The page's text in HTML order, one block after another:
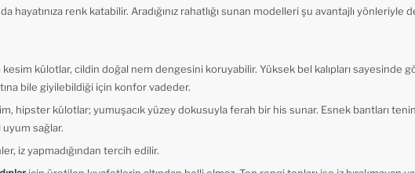
da hayatınıza renk katabilir. Aradığınız rahatlığı sunan modelleri şu avantajlı yönleriyle
külotlar, cildin doğal nem dengesini koruyabilir. Yüksek bel kalıpları sayesinde
bile giyilebildiği için konfor vadeder.
hipster külotlar; yumuşacık yüzey dokusuyla ferah bir his sunar. Esnek bantları
sağlar.
iz yapmadığından tercih edilir.